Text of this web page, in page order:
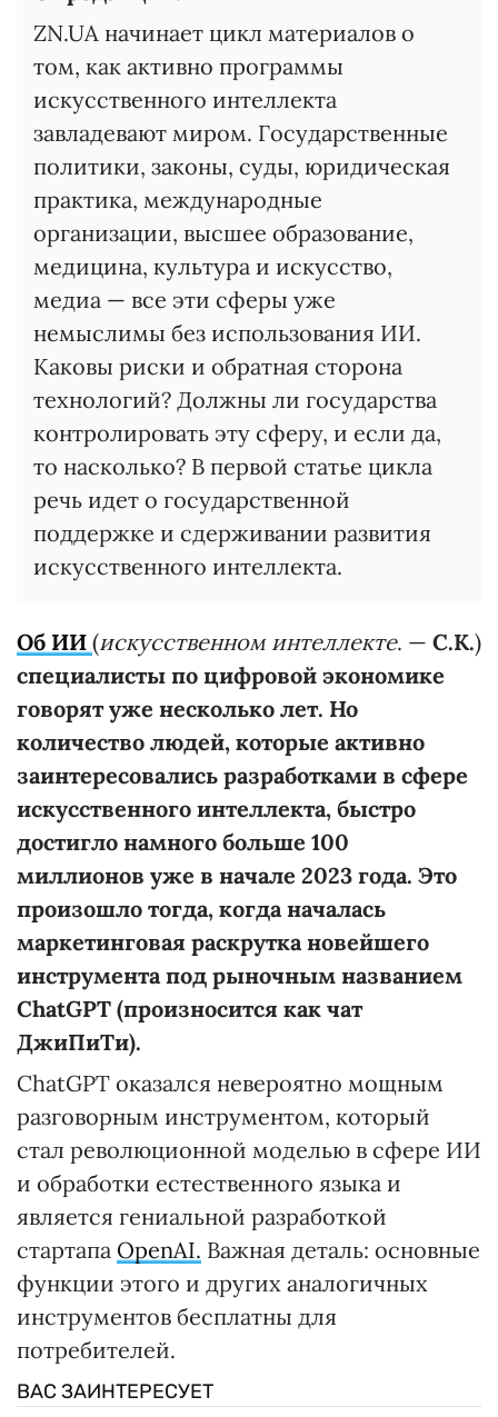
ZN.UA начинает цикл материалов о
том, как активно программы
искусственного интеллекта
завладевают миром. Государственные
политики, законы, суды, юридическая
практика, международные
организации, высшее образование,
медицина, культура и искусство,
медиа — все эти сферы уже
немыслимы без использования ИИ.
Каковы риски и обратная сторона
технологий? Должны ли государства
контролировать эту сферу, и если да,
то насколько? В первой статье цикла
речь идет о государственной
поддержке и сдерживании развития
искусственного интеллекта.
Об ИИ (искусственном интеллекте. — С.К.)
специалисты по цифровой экономике
говорят уже несколько лет. Но
количество людей, которые активно
заинтересовались разработками в сфере
искусственного интеллекта, быстро
достигло намного больше 100
миллионов уже в начале 2023 года. Это
произошло тогда, когда началась
маркетинговая раскрутка новейшего
инструмента под рыночным названием
ChatGPT (произносится как чат
ДжиПиТи).
СhatGPT оказался невероятно мощным
разговорным инструментом, который
стал революционной моделью в сфере ИИ
и обработки естественного языка и
является гениальной разработкой
стартапа OpenAI. Важная деталь: основные
функции этого и других аналогичных
инструментов бесплатны для
потребителей.
ВАС ЗАИНТЕРЕСУЕТ